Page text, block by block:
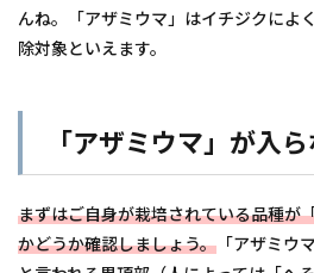
んね。「アザミウマ」はイチジクによ
除対象といえます。
「アザミウマ」が入
まずはご自身が栽培されている品種が
かどうか確認しましょう。 「アザミウ